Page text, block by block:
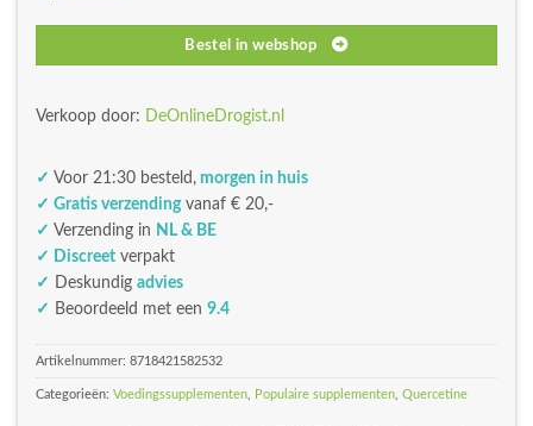
Bestel in webshop
Verkoop door: DeOnlineDrogist.nl
✓ Voor 21:30 besteld, morgen in huis
✓ Gratis verzendingvanaf € 20,-
✓ Verzending in NL & BE
✓ Discreet verpakt
✓
Deskundig advies
✓ Beoordeeld met een 9.4
Artikelnummer: 8718421582532
Categorieën: Voedingssupplementen Populaire supplementen Quercetine